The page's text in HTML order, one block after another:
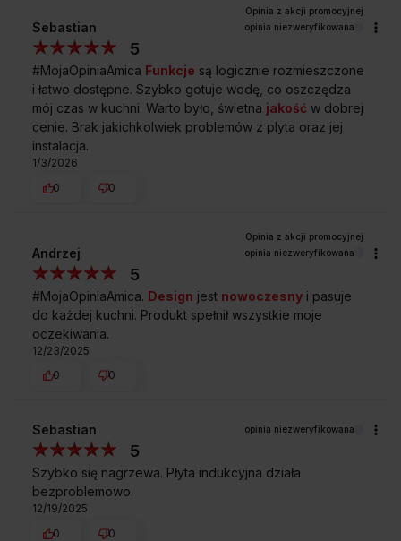
Czy jest możliwe gotowanie, bez
konieczności ciągłego mieszania
i kontrolowania stanu potrawy?
Jakie jeszcze korzyści niesie za sobą
funkcja HobControl?
Czy ta płyta indukcyjna Amica jest
wielofunkcyjna?
Czy ta płyta indukcyjna pomoże mi
zaooszczędzić domowy budżet?
Sebastian opinia niezweryfikowana
5
#MojaOpiniaAmica Funkcje są logicznie rozmieszczone
i łatwo dostępne. Szybko gotuje wodę, co oszczędza
mój czas w kuchni. Warto było, świetna jakość w dobrej
cenie. Brak jakichkolwiek problemów z plyta oraz jej
instalacja.
1/3/2026
0
0
Andrzej opinia niezweryfikowana
5
#MojaOpiniaAmica. Design jest nowoczesny i pasuje
do każdej kuchni. Produkt spełnił wszystkie moje
oczekiwania.
12/23/2025
0
0
Sebastian opinia niezweryfikowana
5
Szybko się nagrzewa. Płyta indukcyjna działa
bezproblemowo.
12/19/2025
0
0